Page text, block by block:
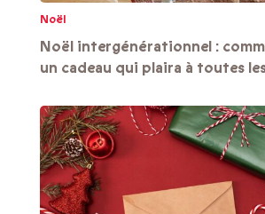
Noël
Noël intergénérationnel :
un cadeau qui plaira à toutes